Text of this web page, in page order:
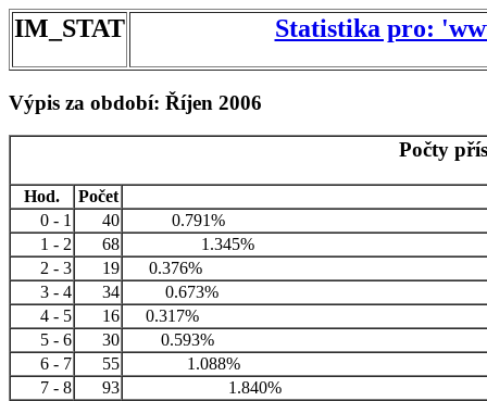
IM_STAT Statistika pro:
Výpis za období: Říjen 2006
Počty
Hod.
Počet
0 - 1
40
0.791%
1 - 2
68
1.345%
2 - 3
19
0.376%
3 - 4
34
0.673%
4 - 5
16
0.317%
5 - 6
30
0.593%
6 - 7
55
1.088%
7 - 8
93
1.840%